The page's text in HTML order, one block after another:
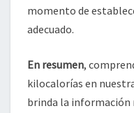
momento de
adecuado.
En resumen,
kilocalorías en
brinda la información